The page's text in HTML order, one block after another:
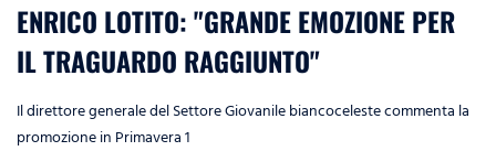
ENRICO LOTITO: "GRANDE EMOZIONE PER
IL TRAGUARDO RAGGIUNTO"
Il direttore generale del Settore Giovanile biancoceleste commenta la
promozione in Primavera 1